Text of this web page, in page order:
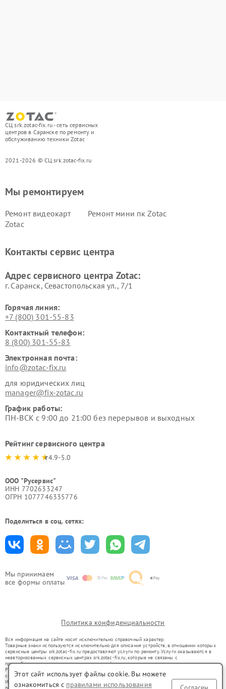
СЦ srk.zotac-fix.ru - сеть сервисных
центров в Саранске по ремонту и
обслуживанию техники Zotac
2021-2026 © СЦ srk.zotac-fix.ru
Мы принимаем
все формы оплаты
Мы ремонтируем
Ремонт видеокарт
Zotac
Ремонт мини пк Zotac
Контакты сервис центра
Адрес сервисного центра Zotac:
г. Саранск, Севастопольская ул., 7/1
Горячая линия:
+7 (800) 301-55-83
Контактный телефон:
8 (800) 301-55-83
Электронная почта:
info@zotac-fix.ru
для юридических лиц
manager@fix-zotac.ru
График работы:
ПН-ВСК с 9:00 до 21:00 без перерывов и выходных
Рейтинг сервисного центра
4.9-5.0
ООО "Русервис"
ИНН 7702633247
ОГРН 1077746335776
Поделиться в соц. сетях:
Политика конфиденциальности
Вся информация на сайте носит исключительно справочный характер.
Товарные знаки используются исключительно для описания устройств, в отношении которых
сервисные центры srk.zotac-fix.ru предоставляют услуги по ремонту. Услуги оказываются в
неавторизованных сервисных центрах srk.zotac-fix.ru, которые не связаны с
правообладателями товарных знаков или их официальными представителями.
Ремонт осуществляется для устройств, уже введенных в гражданский оборот в соответствии
со статьей 1487 ГК РФ.
Использование товарных знаков не преследует цели индивидуализации услуг или введения
Этот сайт использует файлы cookie. Вы можете
ознакомиться с правилами использования